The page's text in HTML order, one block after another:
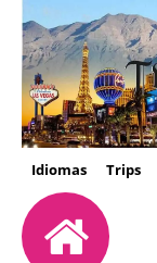
Idiomas Trips